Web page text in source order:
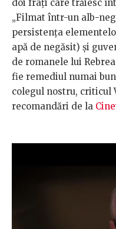
doi frați care trăiesc
„Filmat într-un alb-
persistența
apă de negăsit) și
de romanele lui
fie remediul numai
colegul nostru, criticul
recomandări de la